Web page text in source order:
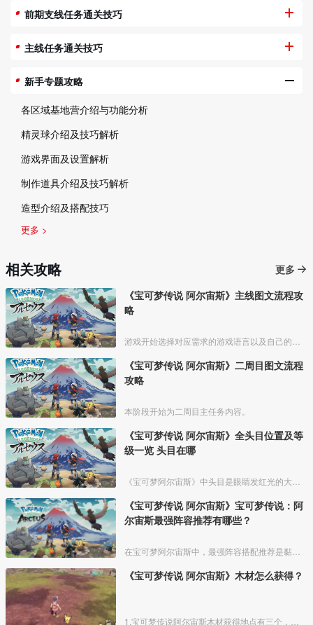
前期支线任务通关技巧
主线任务通关技巧
新手专题攻略
各区域基地营介绍与功能分析
精灵球介绍及技巧解析
游戏界面及设置解析
制作道具介绍及技巧解析
造型介绍及搭配技巧
更多 >
相关攻略
更多
《宝可梦传说 阿尔宙斯》主线图文流程攻
略
《宝可梦传说 阿尔宙斯》二周目图文流程
攻略
本阶段开始为二周目主任务内容。
《宝可梦传说 阿尔宙斯》全头目位置及等
级一览 头目在哪
《宝可梦传说 阿尔宙斯》宝可梦传说：阿
尔宙斯最强阵容推荐有哪些？
《宝可梦传说 阿尔宙斯》木材怎么获得？